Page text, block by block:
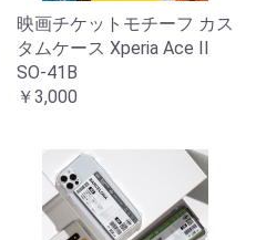
映画チケットモチーフ カス
タムケース Xperia Ace II
SO-41B
￥3,000